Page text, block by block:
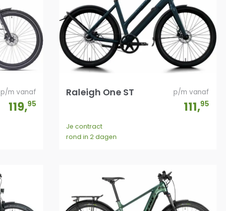
p/m vanaf
119,95
Raleigh One ST p/m vanaf
111,95
Je contract
rond in 2 dagen